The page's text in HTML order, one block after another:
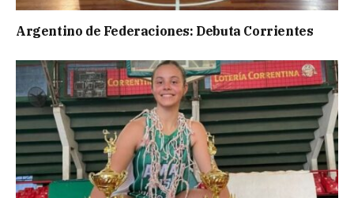
Argentino de Federaciones: Debuta Corrientes